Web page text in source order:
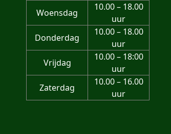
Woensdag
10.00 – 18.00
uur
Donderdag
10.00 – 18.00
uur
Vrijdag
10.00 – 18:00
uur
Zaterdag
10.00 – 16.00
uur